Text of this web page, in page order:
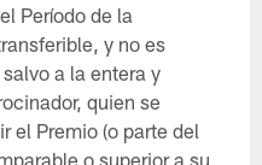
Período de la
y no es
a la entera y
quien se
el Premio (o parte del
o superior a su